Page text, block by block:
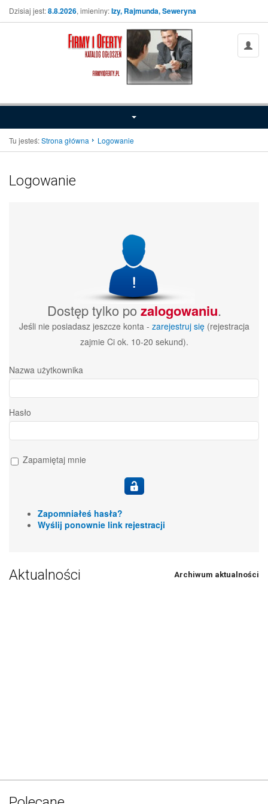
Dzisiaj jest:8.8.2026, imieniny:Izy, Rajmunda, Seweryna
Tu jesteś:Strona główna Logowanie
Logowanie
Dostęp tylko pozalogowaniu.
Jeśli nie posiadasz jeszcze konta - zarejestruj się(rejestracja
zajmie Ci ok. 10-20 sekund).
Nazwa użytkownika
Hasło
Zapamiętaj mnie
Zapomniałeś hasła?
Wyślij ponownie link rejestracji
Aktualności Archiwum aktualności